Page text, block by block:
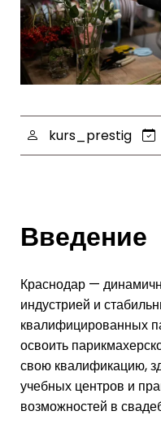
kurs_prestig
Введение
Краснодар —
индустрией и
квалифицированных
освоить
свою квалификацию,
учебных центров и
возможностей в